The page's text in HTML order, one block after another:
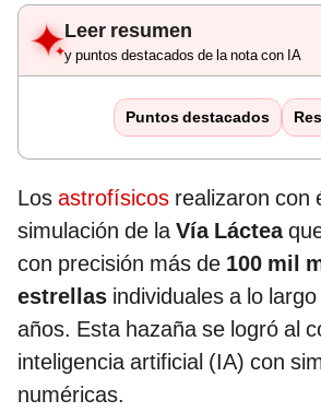
Leer resumen
y puntos destacados de la nota con IA
Puntos destacados
Los astrofísicos realizaron con
simulación de laVía Láctea
con precisión más de 100 mil
estrellas individuales a lo
años. Esta hazaña se logró al
inteligencia artificial (IA) con
numéricas.